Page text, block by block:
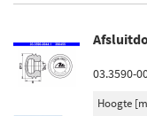
03.3590-
Hoogte